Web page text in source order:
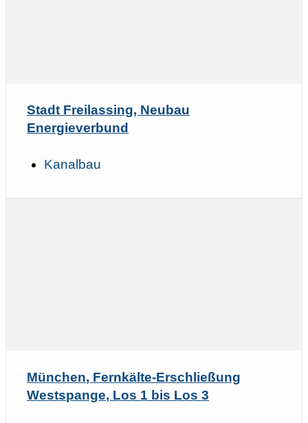
Stadt Freilassing, Neubau
Energieverbund
Kanalbau
München, Fernkälte-Erschließung
Westspange, Los 1 bis Los 3